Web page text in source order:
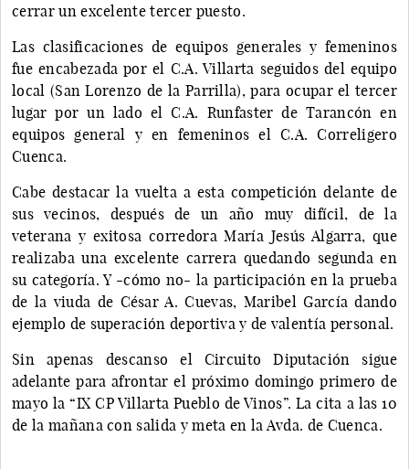
cerrar un excelente tercer puesto.
Las clasificaciones de equipos generales y femeninos
fue encabezada por el C.A. Villarta seguidos del equipo
local (San Lorenzo de la Parrilla), para ocupar el tercer
lugar por un lado el C.A. Runfaster de Tarancón en
equipos general y en femeninos el C.A. Correligero
Cuenca.
Cabe destacar la vuelta a esta competición delante de
sus vecinos, después de un año muy difícil, de la
veterana y exitosa corredora María Jesús Algarra, que
realizaba una excelente carrera quedando segunda en
su categoría. Y -cómo no- la participación en la prueba
de la viuda de César A. Cuevas, Maribel García dando
ejemplo de superación deportiva y de valentía personal.
Sin apenas descanso el Circuito Diputación sigue
adelante para afrontar el próximo domingo primero de
mayo la “IX CP Villarta Pueblo de Vinos”. La cita a las 10
de la mañana con salida y meta en la Avda. de Cuenca.